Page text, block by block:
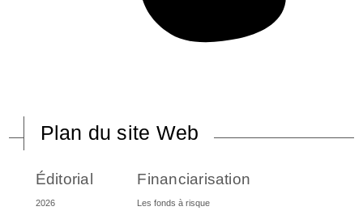
Plan du site Web
Éditorial
2026
Financiarisation
Les fonds à risque